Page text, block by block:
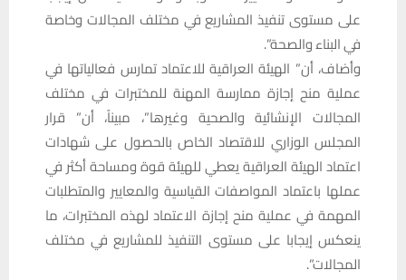
على مستوى تنفيذ المشاريع في مختلف المجالات وخاصة
في البناء والصحة”.
وأضاف، أن” الهيئة العراقية للاعتماد تمارس فعالياتها في
عملية منح إجازة ممارسة المهنة للمختبرات في مختلف
المجالات الإنشائية والصحية وغيرها”، مبيناً، أن” قرار
المجلس الوزاري للاقتصاد الخاص بالحصول على شهادات
اعتماد الهيئة العراقية يعطي للهيئة قوة ومساحة أكثر في
عملها باعتماد المواصفات القياسية والمعايير والمتطلبات
المهمة في عملية منح إجازة الاعتماد لهذه المختبرات، ما
ينعكس إيجابا على مستوى التنفيذ للمشاريع في مختلف
المجالات”.